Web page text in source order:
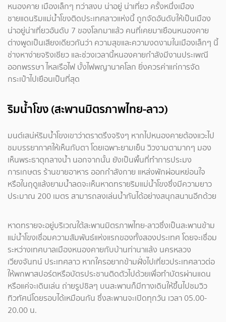
หนองคาย เมืองเล็กๆ ทว่าสงบ น่าอยู่ น่าเที่ยว ครั้งหนึ่งเมือง
ชายแดนริมแม่น้ำโขงติดประเทศลาวแห่งนี้ ถูกจัดอันดับให้เป็นเมือง
น่าอยู่น่าเที่ยวอันดับ 7 ของโลกมาแล้ว คนที่เคยมาเยือนหนองคาย
ต่างพูดเป็นเสียงเดียวกันว่า ความสุขและความงดงามในเมืองเล็กๆ นี้
ช่างหาง่ายจริงเชียว และช่วงเวลานี้หนองคายกำลังมีงานประเพณี
ออกพรรษา ไหลเรือไฟ บั้งไฟพญานาคโลก ยิ่งควรค่าแก่การจัด
กระเป๋าไปเยือนเป็นที่สุด
ริมน้ำโขง (สะพานมิตรภาพไทย-ลาว)
มนต์เสน่ห์ริมน้ำโขงเขาว่าตราตรึงจริงๆ หากไปหนองคายต้องแวะไป
ชมบรรยากาศให้เห็นกับตา โดยเฉพาะยามเย็น วิวงามตามากๆ มอง
เห็นพระธาตุกลางน้ำ นอกจากนั้น ยังเป็นพื้นที่ทำการประมง
การเกษตร ร้านขายอาหาร ออกกำลังกาย แหล่งพักผ่อนหย่อนใจ
หรือในฤดูแล้งยามน้ำลดจะเห็นหาดทรายริมแม่น้ำโขงซึ่งมีความยาว
ประมาณ 200 เมตร สามารถลงเล่นน้ำกันได้อย่างสนุกสนานอีกด้วย
หาดทรายจะอยู่บริเวณใต้สะพานมิตรภาพไทย-ลาวซึ่งเป็นสะพานข้าม
แม่น้ำโขงเชื่อมความสัมพันธ์แห่งแรกของทั้งสองประเทศ โดยจะเชื่อม
ระหว่างเทศบาลเมืองหนองคายกับบ้านท่านาแล้ง นครหลวง
เวียงจันทน์ ประเทศลาว หากใครอยากข้ามฝั่งไปเที่ยวประเทศลาวต่อ
ให้พกพาสปอร์ตหรือบัตรประชานติดตัวไปด้วยเพื่อทำบัตรผ่านแดน
หรือแค่จะเดินเล่น ถ่ายรูปชิลๆ บนสะพานก็มีทางเดินให้ขึ้นไปชมวิว
ทิวทัศน์โดยรอบได้เหมือนกัน ซึ่งสะพานจะเปิดทุกวัน เวลา 05.00-
20.00 น.